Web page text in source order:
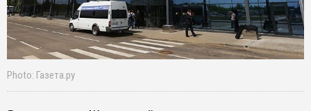
Photo: Газета.ру